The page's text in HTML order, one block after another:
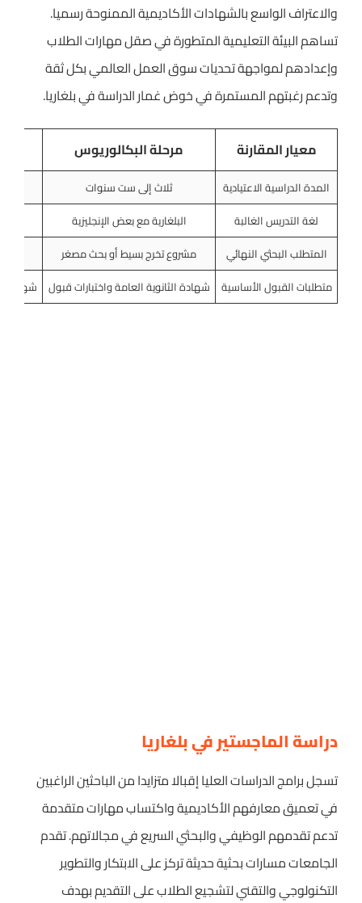
والاعتراف الواسع بالشهادات الأكاديمية الممنوحة رسميا.
تساهم البيئة التعليمية المتطورة في صقل مهارات الطلاب
وإعدادهم لمواجهة تحديات سوق العمل العالمي بكل ثقة
وتدعم رغبتهم المستمرة في خوض غمار الدراسة في بلغاريا.
معيار المقارنة مرحلة البكالوريوس
المدة الدراسية الاعتيادية
ثلاث إلى ست سنوات
لغة التدريس الغالبة
البلغارية مع بعض الإنجليزية
المتطلب البحثي النهائي
مشروع تخرج بسيط أو بحث مصغر
متطلبات القبول الأساسية
شهادة الثانوية العامة واختبارات قبول شهادة
دراسة الماجستير في بلغاريا
تسجل برامج الدراسات العليا إقبالا متزايدا من الباحثين الراغبين
في تعميق معارفهم الأكاديمية واكتساب مهارات متقدمة
تدعم تقدمهم الوظيفي والبحثي السريع في مجالاتهم. تقدم
الجامعات مسارات بحثية حديثة تركز على الابتكار والتطوير
التكنولوجي والتقني لتشجيع الطلاب على التقديم بهدف